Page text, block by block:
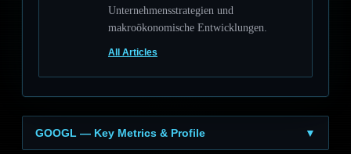
Unternehmensstrategien und
makroökonomische Entwicklungen.
All Articles
GOOGL — Key Metrics & Profile ▼